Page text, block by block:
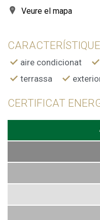
Veure el mapa
aire condicionat
terrassa
CERTIFICAT